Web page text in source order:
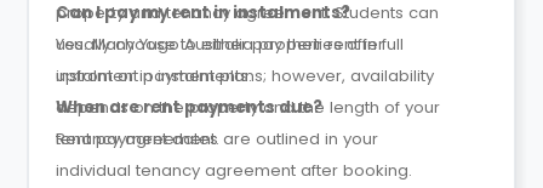
property and tenancy agreement. Students can
usually choose to either pay their rent in full
upfront or in instalments.
Can I pay my rent in instalments?
Yes. Many Yugo Australia properties offer
instalment payment plans; however, availability
depends on the property and the length of your
tenancy agreement.
When are rent payments due?
Rent payment dates are outlined in your
individual tenancy agreement after booking.